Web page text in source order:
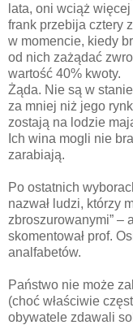
lata, oni wciąż
frank przebija cztery
w momencie, kiedy
od nich zażądać
wartość 40% kwoty.
Żąda. Nie są w
za mniej niż jego
zostają na lodzie
Ich wina mogli nie
zarabiają.
Po ostatnich
nazwał ludzi, którzy
zbroszurowanymi” –
skomentował prof.
analfabetów.
Państwo nie może
(choć właściwie
obywatele zdawali